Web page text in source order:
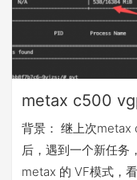
metax c500
背景： 继上次
后，遇到一个新任务
metax 的 VF模式，